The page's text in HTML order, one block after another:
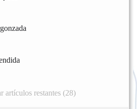
artículos restantes (28)